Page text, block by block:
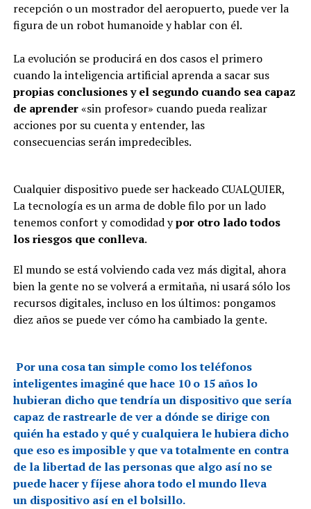
recepción o un mostrador del aeropuerto, puede ver la
figura de un robot humanoide y hablar con él.
La evolución se producirá en dos casos el primero
cuando la inteligencia artificial aprenda a sacar sus
propias conclusiones y el segundo cuando sea capaz
de aprender«sin profesor» cuando pueda realizar
acciones por su cuenta y entender, las
consecuencias serán impredecibles.
Cualquier dispositivo puede ser hackeado CUALQUIER,
La tecnología es un arma de doble filo por un lado
tenemos confort y comodidad ypor otro lado todos
los riesgos que conlleva.
El mundo se está volviendo cada vez más digital, ahora
bien la gente no se volverá a ermitaña, ni usará sólo los
recursos digitales, incluso en los últimos: pongamos
diez años se puede ver cómo ha cambiado la gente.
Por una cosa tan simple como los teléfonos
inteligentes imaginé que hace 10 o 15 años lo
hubieran dicho que tendría un dispositivo que sería
capaz de rastrearle de ver a dónde se dirige con
quién ha estado y qué y cualquiera le hubiera dicho
que eso es imposible y que va totalmente en contra
de la libertad de las personas que algo así no se
puede hacer y fíjese ahora todo el mundo lleva
un dispositivo así en el bolsillo.